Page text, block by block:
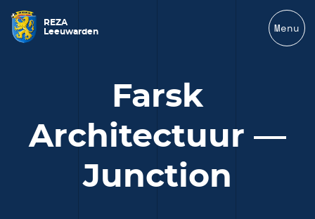
REZA
Leeuwarden
Menu
Farsk
Architectuur —
Junction